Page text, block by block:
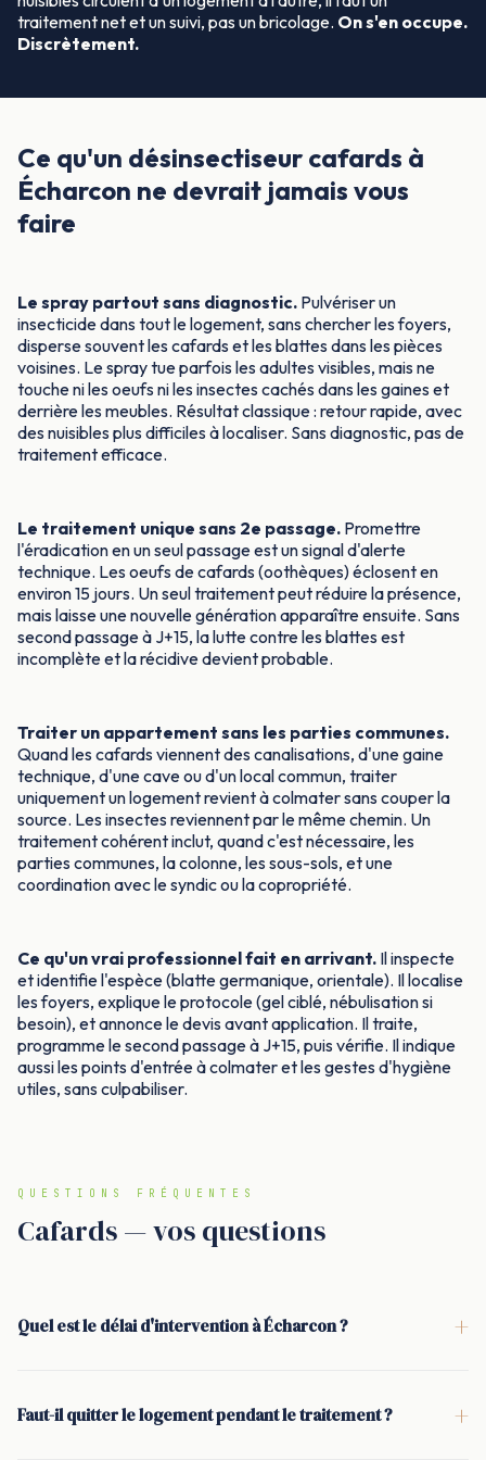
traitement net et un suivi, pas un bricolage. On s'en occupe.
Discrètement.
Ce qu'un désinsectiseur cafards à
Écharcon ne devrait jamais vous
faire
Le spray partout sans diagnostic. Pulvériser un
insecticide dans tout le logement, sans chercher les foyers,
disperse souvent les cafards et les blattes dans les pièces
voisines. Le spray tue parfois les adultes visibles, mais ne
touche ni les oeufs ni les insectes cachés dans les gaines et
derrière les meubles. Résultat classique : retour rapide, avec
des nuisibles plus difficiles à localiser. Sans diagnostic, pas de
traitement efficace.
Le traitement unique sans 2e passage. Promettre
l'éradication en un seul passage est un signal d'alerte
technique. Les oeufs de cafards (oothèques) éclosent en
environ 15 jours. Un seul traitement peut réduire la présence,
mais laisse une nouvelle génération apparaître ensuite. Sans
second passage à J+15, la lutte contre les blattes est
incomplète et la récidive devient probable.
Traiter un appartement sans les parties communes.
Quand les cafards viennent des canalisations, d'une gaine
technique, d'une cave ou d'un local commun, traiter
uniquement un logement revient à colmater sans couper la
source. Les insectes reviennent par le même chemin. Un
traitement cohérent inclut, quand c'est nécessaire, les
parties communes, la colonne, les sous-sols, et une
coordination avec le syndic ou la copropriété.
Ce qu'un vrai professionnel fait en arrivant. Il inspecte
et identifie l'espèce (blatte germanique, orientale). Il localise
les foyers, explique le protocole (gel ciblé, nébulisation si
besoin), et annonce le devis avant application. Il traite,
programme le second passage à J+15, puis vérifie. Il indique
aussi les points d'entrée à colmater et les gestes d'hygiène
utiles, sans culpabiliser.
QUESTIONS FRÉQUENTES
Cafards — vos questions
Quel est le délai d'intervention à Écharcon ? +
activité professionnelle), un passage le jour même peut
Faut-il quitter le logement pendant le traitement ? +